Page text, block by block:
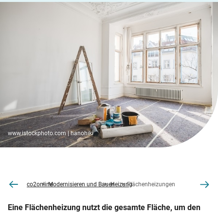
www.istockphoto.com | hanohiki
co2onlineModernisieren und BauenHeizungFlächenheizungen
Eine Flächenheizung nutzt die gesamte Fläche, um den